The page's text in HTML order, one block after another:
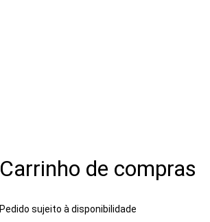
Carrinho de compras
Pedido sujeito à disponibilidade